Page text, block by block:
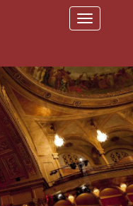
T
o
l
e
n
a
v
i
g
t
i
o
n